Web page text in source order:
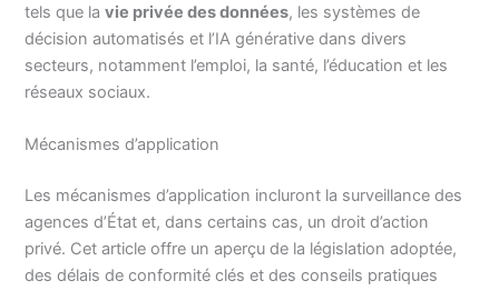
tels que lavie privée des données, les systèmes de
décision automatisés et l’IA générative dans divers
secteurs, notamment l’emploi, la santé, l’éducation et les
réseaux sociaux.
Mécanismes d’application
Les mécanismes d’application incluront la surveillance des
agences d’État et, dans certains cas, un droit d’action
privé. Cet article offre un aperçu de la législation adoptée,
des délais de conformité clés et des conseils pratiques